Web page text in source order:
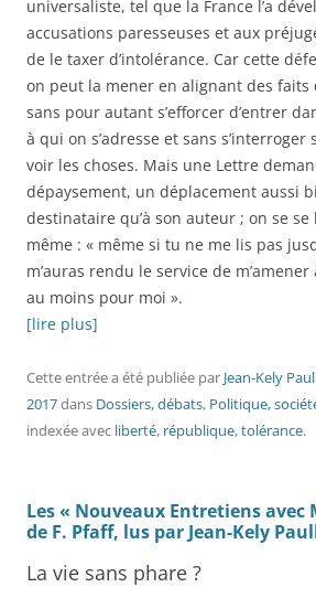
universaliste, tel que la France l’a
accusations paresseuses et aux
de le taxer d’intolérance. Car cette
on peut la mener en alignant des faits
sans pour autant s’efforcer d’entrer
à qui on s’adresse et sans
voir les choses. Mais une Lettre
dépaysement, un déplacement aussi
destinataire qu’à son auteur ; on se se
même : « même si tu ne me lis pas
m’auras rendu le service de
au moins pour moi ».
[lire plus]
Cette entrée a été publiée par Jean-Kely
2017dans Dossiers, débats, Politique,
indexée avec liberté, république,tolérance.
Les « Nouveaux Entretiens avec
de F. Pfaff, lus par Jean-Kely
La vie sans phare ?